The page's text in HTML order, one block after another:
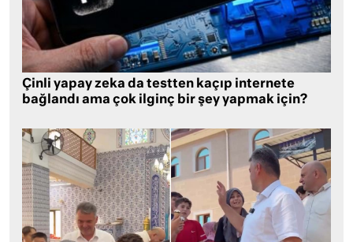
Çinli yapay zeka da testten kaçıp internete
bağlandı ama çok ilginç bir şey yapmak için?